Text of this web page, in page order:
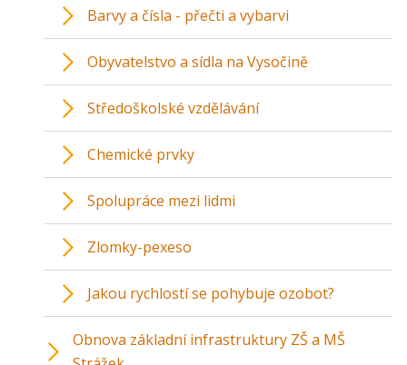
Barvy a čísla - přečti a vybarvi
Obyvatelstvo a sídla na Vysočině
Středoškolské vzdělávání
Chemické prvky
Spolupráce mezi lidmi
Zlomky-pexeso
Jakou rychlostí se pohybuje ozobot?
Obnova základní infrastruktury ZŠ a MŠ